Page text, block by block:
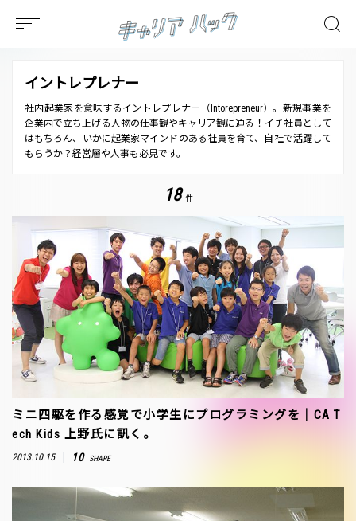
イントレプレナー
社内起業家を意味するイントレプレナー（Intorepreneur）。新規事業を
企業内で立ち上げる人物の仕事観やキャリア観に迫る！イチ社員として
はもちろん、いかに起業家マインドのある社員を育て、自社で活躍して
もらうか？経営層や人事も必見です。
18 件
ミニ四駆を作る感覚で小学生にプログラミングを｜CA T
ech Kids 上野氏に訊く。
2013.10.15 10 SHARE